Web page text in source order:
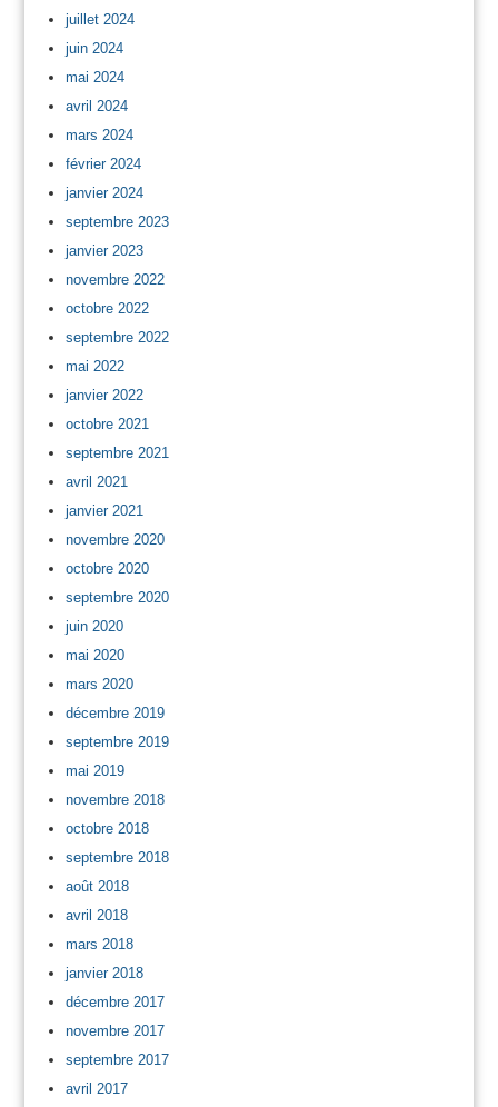
juillet 2024
juin 2024
mai 2024
avril 2024
mars 2024
février 2024
janvier 2024
septembre 2023
janvier 2023
novembre 2022
octobre 2022
septembre 2022
mai 2022
janvier 2022
octobre 2021
septembre 2021
avril 2021
janvier 2021
novembre 2020
octobre 2020
septembre 2020
juin 2020
mai 2020
mars 2020
décembre 2019
septembre 2019
mai 2019
novembre 2018
octobre 2018
septembre 2018
août 2018
avril 2018
mars 2018
janvier 2018
décembre 2017
novembre 2017
septembre 2017
avril 2017